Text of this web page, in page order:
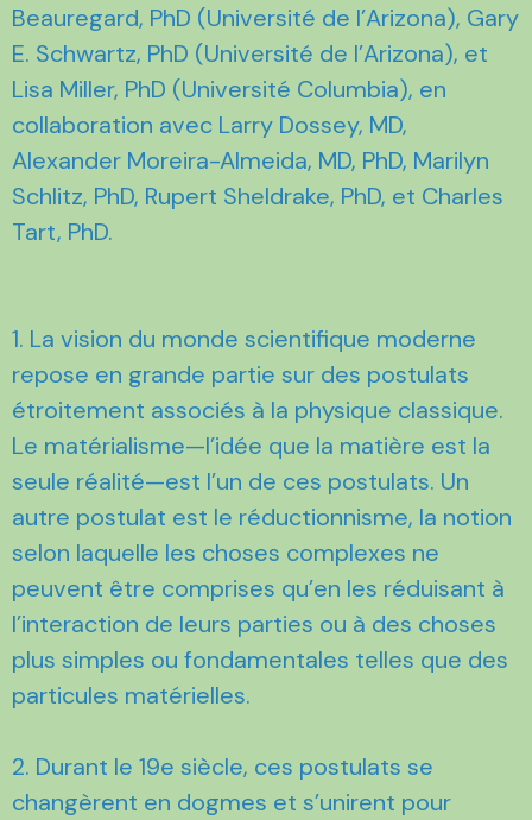
Beauregard, PhD (Université de l’Arizona), Gary
E. Schwartz, PhD (Université de l’Arizona), et
Lisa Miller, PhD (Université Columbia), en
collaboration avec Larry Dossey, MD,
Alexander Moreira-Almeida, MD, PhD, Marilyn
Schlitz, PhD, Rupert Sheldrake, PhD, et Charles
Tart, PhD.
1. La vision du monde scientifique moderne
repose en grande partie sur des postulats
étroitement associés à la physique classique.
Le matérialisme—l’idée que la matière est la
seule réalité—est l’un de ces postulats. Un
autre postulat est le réductionnisme, la notion
selon laquelle les choses complexes ne
peuvent être comprises qu’en les réduisant à
l’interaction de leurs parties ou à des choses
plus simples ou fondamentales telles que des
particules matérielles.
2. Durant le 19e siècle, ces postulats se
changèrent en dogmes et s’unirent pour